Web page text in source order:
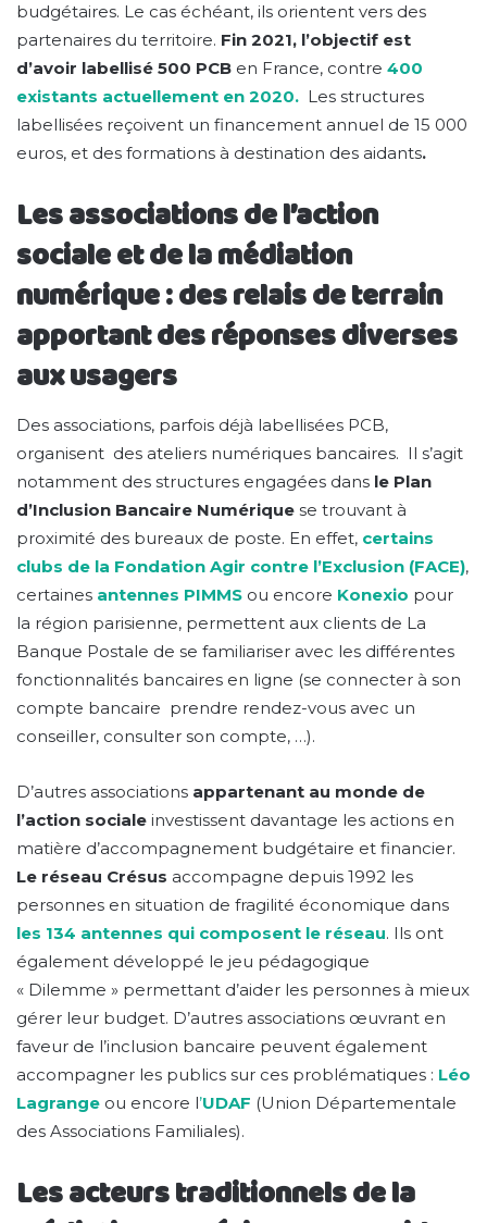
budgétaires. Le cas échéant, ils orientent vers des
partenaires du territoire. Fin 2021, l’objectif est
d’avoir labellisé 500 PCB en France, contre 400
existants actuellement en 2020. Les structures
labellisées reçoivent un financement annuel de 15 000
euros, et des formations à destination des aidants.
Les associations de l’action
sociale et de la médiation
numérique : des relais de terrain
apportant des réponses diverses
aux usagers
Des associations, parfois déjà labellisées PCB,
organisent des ateliers numériques bancaires. Il s’agit
notamment des structures engagées dans le Plan
d’Inclusion Bancaire Numérique se trouvant à
proximité des bureaux de poste. En effet, certains
clubs de la Fondation Agir contre l’Exclusion (FACE),
certaines antennes PIMMS ou encore Konexio pour
la région parisienne, permettent aux clients de La
Banque Postale de se familiariser avec les différentes
fonctionnalités bancaires en ligne (se connecter à son
compte bancaire prendre rendez-vous avec un
conseiller, consulter son compte, …).
D’autres associations appartenant au monde de
l’action sociale investissent davantage les actions en
matière d’accompagnement budgétaire et financier.
Le réseau Crésus accompagne depuis 1992 les
personnes en situation de fragilité économique dans
les 134 antennes qui composent le réseau. Ils ont
également développé le jeu pédagogique
« Dilemme » permettant d’aider les personnes à mieux
gérer leur budget. D’autres associations œuvrant en
faveur de l’inclusion bancaire peuvent également
accompagner les publics sur ces problématiques : Léo
Lagrange ou encore l’UDAF (Union Départementale
des Associations Familiales).
Les acteurs traditionnels de la